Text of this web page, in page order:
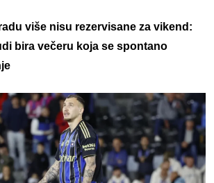
više nisu rezervisane za vikend:
bira večeru koja se spontano